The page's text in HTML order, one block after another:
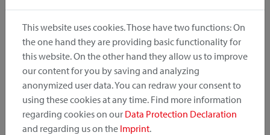
produit, le point de montage et le système de fixation.
Catégorie de produit
Position de montage
This website uses cookies. Those have two functions: On
the one hand they are providing basic functionality for
this website. On the other hand they allow us to improve
our content for you by saving and analyzing
anonymized user data. You can redraw your consent to
using these cookies at any time. Find more information
regarding cookies on our Data Protection Declaration
and regarding us on the Imprint.